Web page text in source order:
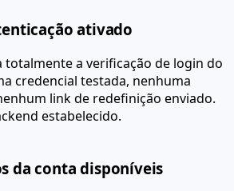
ativado
totalmente a verificação de login do
credencial testada, nenhuma
link de redefinição enviado.
estabelecido.
da conta disponíveis